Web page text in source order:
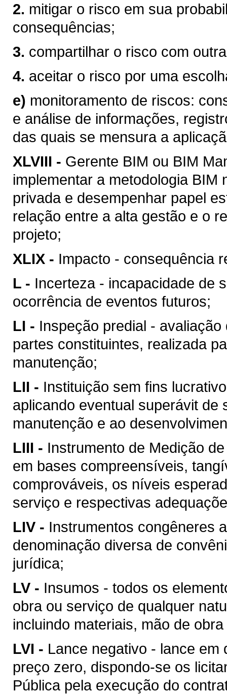
2. mitigar o risco em sua
consequências;
3. compartilhar o risco com
4. aceitar o risco por uma
e) monitoramento de riscos:
e análise de informações,
das quais se mensura a
XLVIII - Gerente BIM ou BIM
implementar a metodologia BIM
privada e desempenhar papel
relação entre a alta gestão e o
projeto;
XLIX - Impacto - consequência
L - Incerteza - incapacidade de
ocorrência de eventos futuros;
LI - Inspeção predial -
partes constituintes, realizada
manutenção;
LII - Instituição sem fins
aplicando eventual superávit de
manutenção e ao
LIII - Instrumento de Medição
em bases compreensíveis,
comprováveis, os níveis
serviço e respectivas
LIV - Instrumentos congêneres
denominação diversa de
jurídica;
LV - Insumos - todos os
obra ou serviço de qualquer
incluindo materiais, mão de
LVI - Lance negativo - lance em
preço zero, dispondo-se os
Pública pela execução do